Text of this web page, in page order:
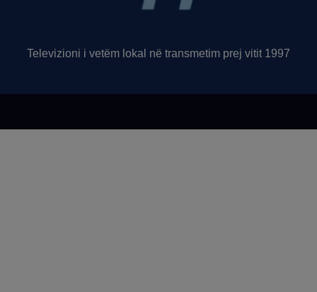
Televizioni i vetëm lokal në transmetim prej vitit 1997